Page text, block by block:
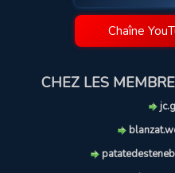
Chaîne
CHEZ LES